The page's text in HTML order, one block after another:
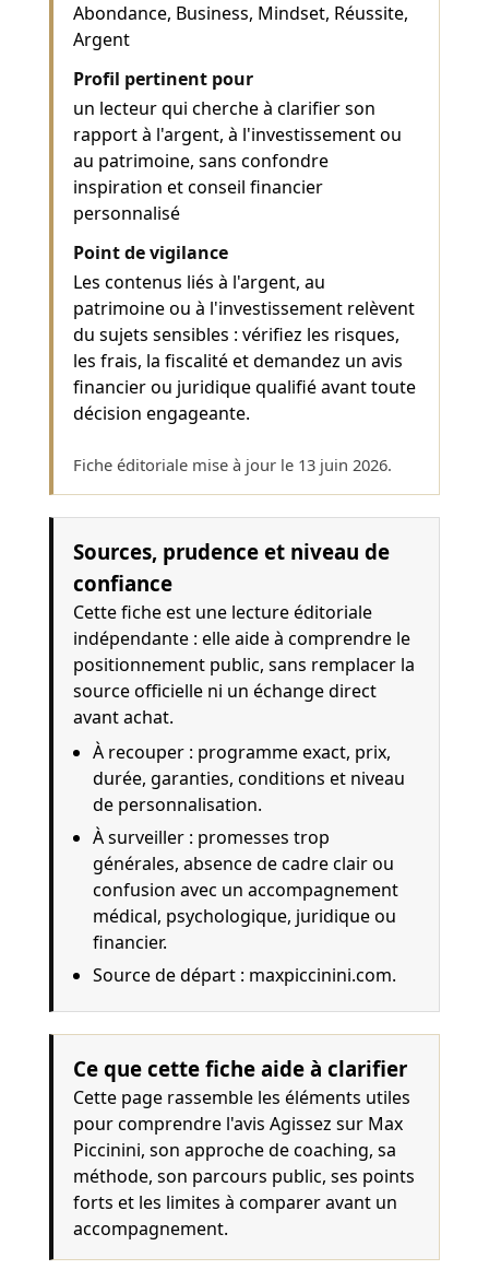
Abondance, Business, Mindset, Réussite,
Argent
Profil pertinent pour
un lecteur qui cherche à clarifier son
rapport à l'argent, à l'investissement ou
au patrimoine, sans confondre
inspiration et conseil financier
personnalisé
Point de vigilance
Les contenus liés à l'argent, au
patrimoine ou à l'investissement relèvent
du sujets sensibles : vérifiez les risques,
les frais, la fiscalité et demandez un avis
financier ou juridique qualifié avant toute
décision engageante.
Fiche éditoriale mise à jour le 13 juin 2026.
Sources, prudence et niveau de
confiance
Cette fiche est une lecture éditoriale
indépendante : elle aide à comprendre le
positionnement public, sans remplacer la
source officielle ni un échange direct
avant achat.
À recouper : programme exact, prix,
durée, garanties, conditions et niveau
de personnalisation.
À surveiller : promesses trop
générales, absence de cadre clair ou
confusion avec un accompagnement
médical, psychologique, juridique ou
financier.
Source de départ : maxpiccinini.com.
Ce que cette fiche aide à clarifier
Cette page rassemble les éléments utiles
pour comprendre l'avis Agissez sur Max
Piccinini, son approche de coaching, sa
méthode, son parcours public, ses points
forts et les limites à comparer avant un
accompagnement.